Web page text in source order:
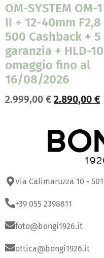
OM-SYSTEM OM-
II + 12-40mm
500 Cashback +
garanzia + HLD-10
omaggio fino al
16/08/2026
2.999,00€ 2.890,00 €
Via Calimaruzza 10 -
+39 055 2398811
foto@bongi1926.it
ottica@bongi1926.it